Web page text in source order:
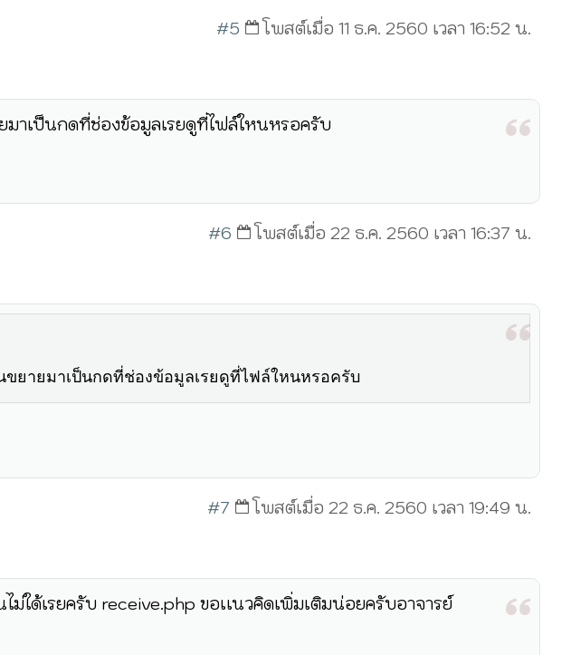
#5 โพสต์เมื่อ 11 ธ.ค. 2560 เวลา 16:52 น.
มาเป็นกดที่ช่องข้อมูลเรยดูที่ไฟล์ใหนหรอครับ
#6 โพสต์เมื่อ 22 ธ.ค. 2560 เวลา 16:37 น.
ยายมาเป็นกดที่ช่องข้อมูลเรยดูที่ไฟล์ใหนหรอครับ
#7 โพสต์เมื่อ 22 ธ.ค. 2560 เวลา 19:49 น.
ม่ใด้เรยครับ receive.php ขอเเนวคิดเพิ่มเติมน่อยครับอาจารย์